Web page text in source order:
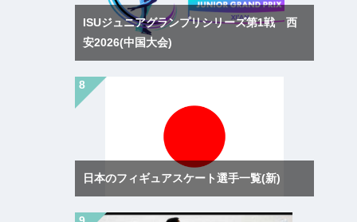
ISUジュニアグランプリシリーズ第1戦 西
安2026(中国大会)
日本のフィギュアスケート選手一覧(新)